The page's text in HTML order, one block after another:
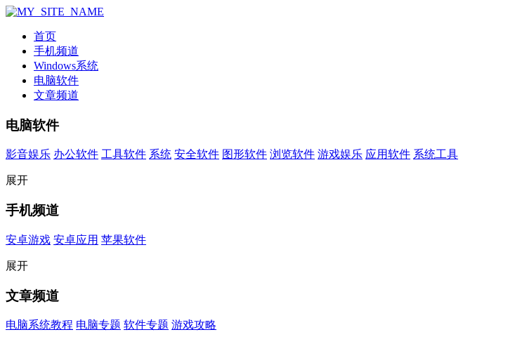
首页
手机频道
Windows系统
电脑软件
文章频道
电脑软件
影音娱乐 办公软件 工具软件 系统 安全软件 图形软件 浏览软件 游戏娱乐 应用软件 系统工具
展开
手机频道
安卓游戏 安卓应用 苹果软件
展开
文章频道
电脑系统教程 电脑专题 软件专题 游戏攻略